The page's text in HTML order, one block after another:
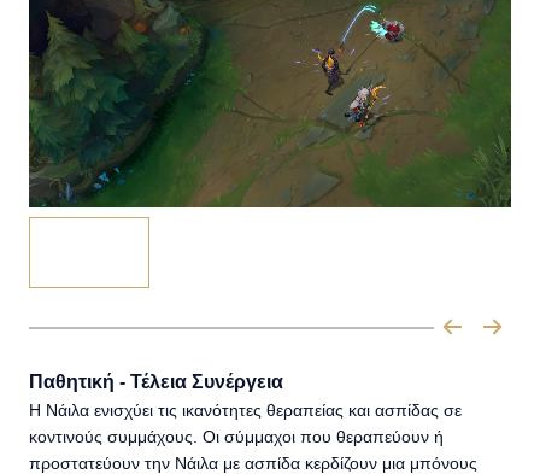
Παθητική - Τέλεια Συνέργεια
Η Νάιλα ενισχύει τις ικανότητες θεραπείας και ασπίδας σε
κοντινούς συμμάχους. Οι σύμμαχοι που θεραπεύουν ή
προστατεύουν την Νάιλα με ασπίδα κερδίζουν μια μπόνους